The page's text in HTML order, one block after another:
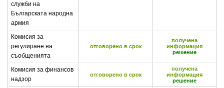
служби на
Българската народна
армия
Комисия за
регулиране на
съобщенията
отговорено в срок
получена
информация
решение
Комисия за финансов
надзор
отговорено в срок
получена
информация
решение